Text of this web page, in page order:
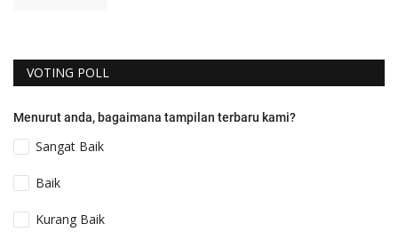
VOTING POLL
Menurut anda, bagaimana tampilan terbaru kami?
Sangat Baik
Baik
Kurang Baik